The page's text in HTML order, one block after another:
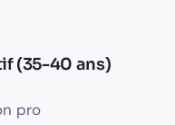
(35-40 ans)
pro